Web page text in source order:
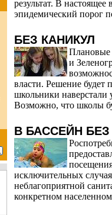
результат. В
эпидемический порог
БЕЗ КАНИКУЛ
Плановые
и
власти. Решение будет
школьники наверстали
Возможно, что школы
В БАССЕЙН
исключительных
неблагоприятной
конкретном